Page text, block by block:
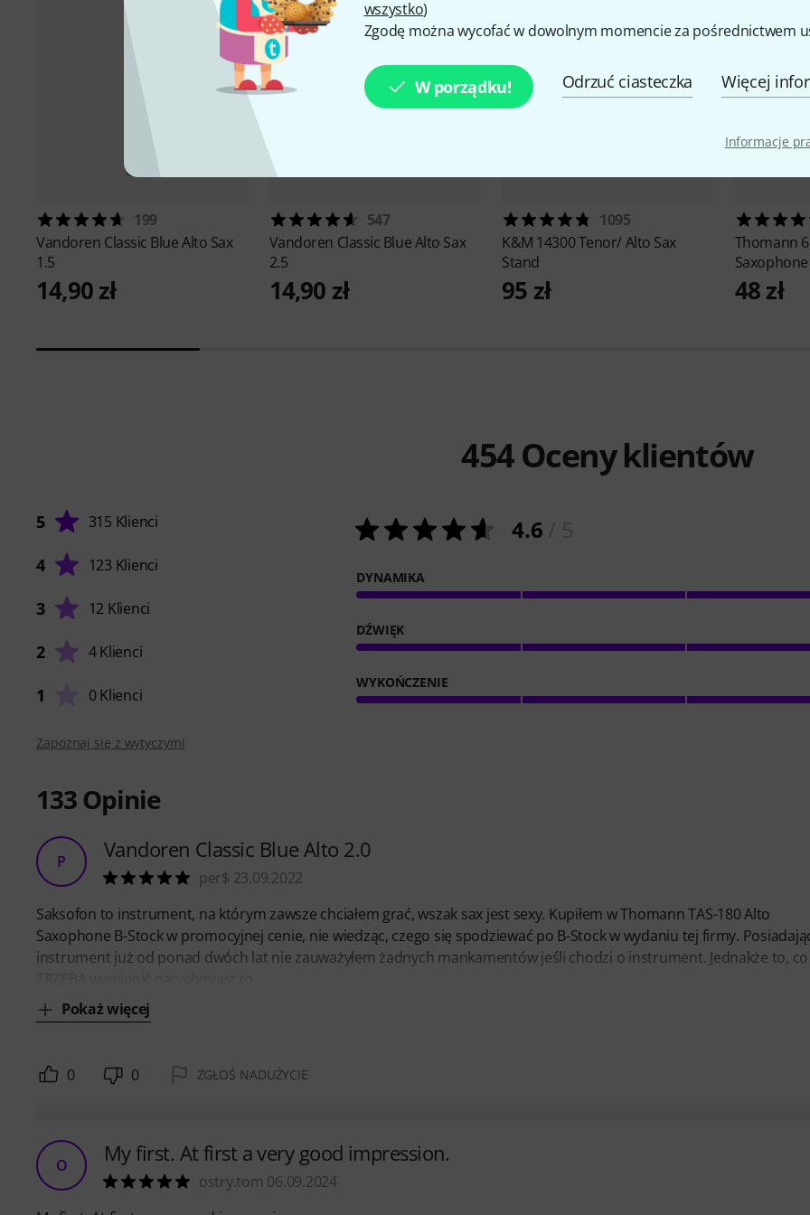
wszystko)
Zgodę można wycofać w dowolnym momencie za pośrednictwem
W porządku! Odrzuć ciasteczka Więcej
Informacje
199
Vandoren Classic Blue Alto Sax
1.5
14,90 zł
547
Vandoren Classic Blue Alto Sax
2.5
14,90 zł
1095
K&M 14300 Tenor/ Alto Sax
Stand
95 zł
Thomann
Saxophone
48 zł
454Oceny klientów
5 315 Klienci
4 123 Klienci
3 12 Klienci
2 4 Klienci
1 0 Klienci
4.6
DYNAMIKA
DŹWIĘK
WYKOŃCZENIE
Zapoznaj się z wytyczymi
133Opinie
P Vandoren Classic Blue Alto 2.0
per$ 23.09.2022
Saksofon to instrument, na którym zawsze chciałem grać, wszak sax jest sexy. Kupiłem w Thomann TAS-180 Alto
Saxophone B-Stock w promocyjnej cenie, nie wiedząc, czego się spodziewać po B-Stock w wydaniu tej firmy.
instrument już od ponad dwóch lat nie zauważyłem żadnych mankamentów jeśli chodzi o instrument. Jednakże to, co
Pokaż więcej
0 0 ZGŁOŚ NADUŻYCIE
O My first. At first a very good impression.
ostry.tom 06.09.2024